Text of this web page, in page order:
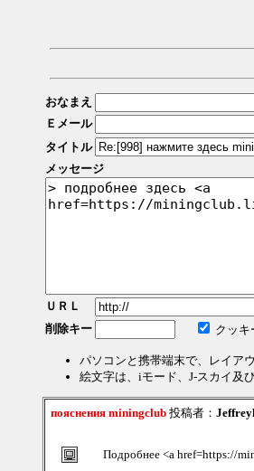
おなまえ
Ｅメール
タイトル
メッセージ
ＵＲＬ
削除キー
クッキ
パソコンと携帯端末で、レイア
絵文字は、iモード、J-スカイ及
пояснения miningclub 投稿者：
Подробнее <a href=https://